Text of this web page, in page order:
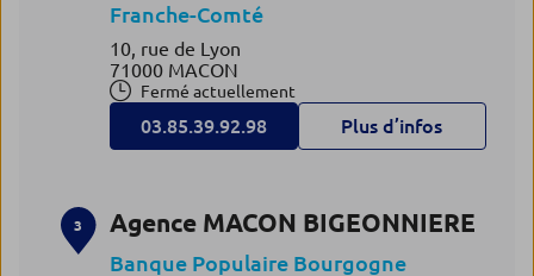
Franche-Comté
10, rue de Lyon
71000 MACON
Fermé actuellement
03.85.39.92.98 Plus d’infos
3 Agence MACON BIGEONNIERE
Banque Populaire Bourgogne